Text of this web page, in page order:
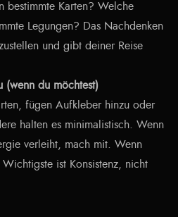
bestimmte Karten? Welche
Legungen? Das Nachdenken
und gibt deiner Reise
(wenn du möchtest)
fügen Aufkleber hinzu oder
halten es minimalistisch. Wenn
verleiht, mach mit. Wenn
ist Konsistenz, nicht